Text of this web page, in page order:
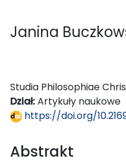
Janina
Studia Philosophiae
Dział:Artykuły naukowe
https://doi.org/
Abstrakt